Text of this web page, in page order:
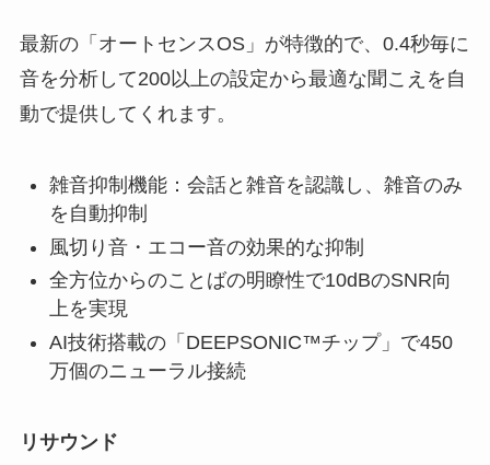
最新の「オートセンスOS」が特徴的で、0.4秒毎に
音を分析して200以上の設定から最適な聞こえを自
動で提供してくれます。
雑音抑制機能：会話と雑音を認識し、雑音のみ
を自動抑制
風切り音・エコー音の効果的な抑制
全方位からのことばの明瞭性で10dBのSNR向
上を実現
AI技術搭載の「DEEPSONIC™チップ」で450
万個のニューラル接続
リサウンド